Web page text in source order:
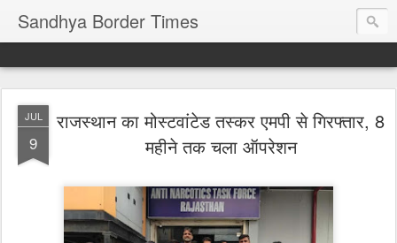
Sandhya Border Times
JUL
9
राजस्थान का मोस्टवांटेड तस्कर एमपी से गिरफ्तार, 8
महीने तक चला ऑपरेशन